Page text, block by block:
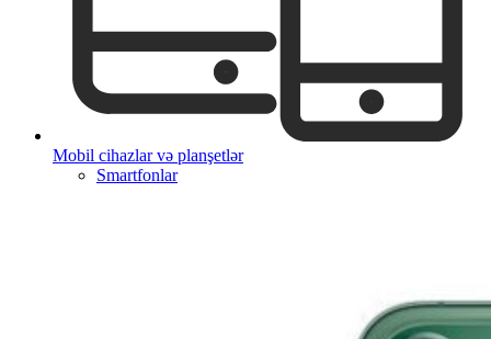
Mobil cihazlar və planşetlər
Smartfonlar